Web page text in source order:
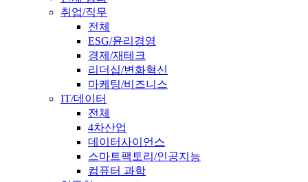
취업/직무
전체
ESG/윤리경영
경제/재테크
리더십/변화혁신
마케팅/비즈니스
IT/데이터
전체
4차산업
데이터사이언스
스마트팩토리/인공지능
컴퓨터 과학